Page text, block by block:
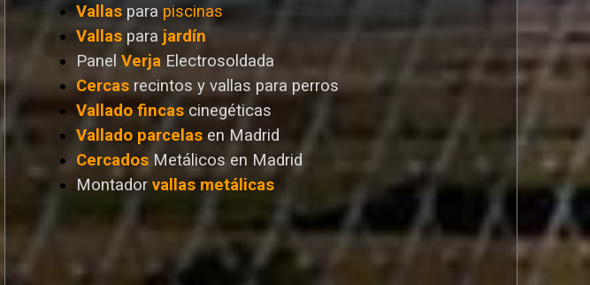
Vallas para piscinas
Vallas para jardín
Panel Verja Electrosoldada
Cercas recintos y vallas para perros
Valladofincas cinegéticas
Vallado parcelas en Madrid
Cercados Metálicos en Madrid
Montador vallas metálicas